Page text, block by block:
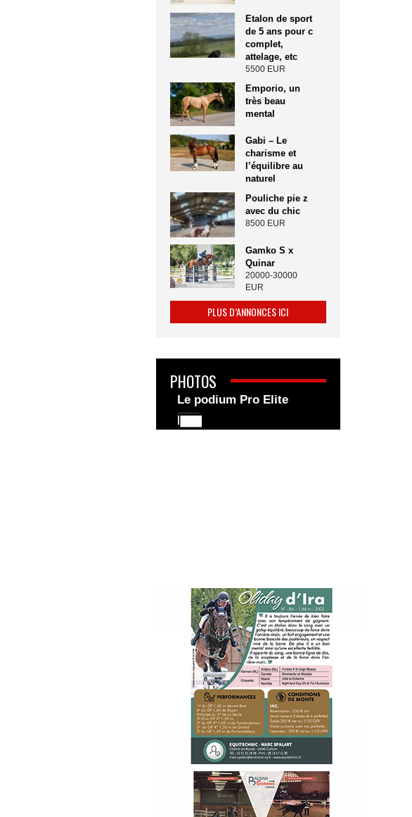
Etalon de sport
de 5 ans pour c
complet,
attelage, etc
5500 EUR
Emporio, un
très beau
mental
Gabi – Le
charisme et
l’équilibre au
naturel
Pouliche pie z
avec du chic
8500 EUR
Gamko S x
Quinar
20000-30000
EUR
PLUS D’ANNONCES ICI
PHOTOS
Le podium Pro Elite